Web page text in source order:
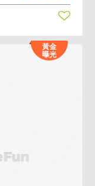
黃金
曝光